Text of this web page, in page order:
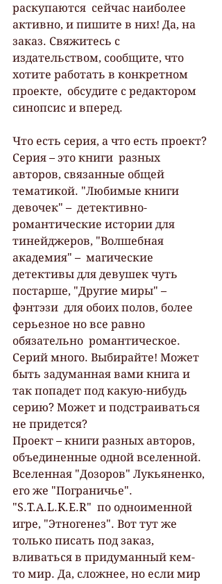
раскупаются  сейчас наиболее
активно, и пишите в них! Да, на
заказ. Свяжитесь с
издательством, сообщите, что
хотите работать в конкретном
проекте,  обсудите с редактором
синопсис и вперед.
Что есть серия, а что есть проект?
Серия – это книги  разных
авторов, связанные общей
тематикой. "Любимые книги
девочек" –  детективно-
романтические истории для
тинейджеров, "Волшебная
академия" –  магические
детективы для девушек чуть
постарше, "Другие миры" –
фэнтэзи  для обоих полов, более
серьезное но все равно
обязательно  романтическое.
Серий много. Выбирайте! Может
быть задуманная вами книга и
так попадет под какую-нибудь
серию? Может и подстраиваться
не придется?
Проект – книги разных авторов,
объединенные одной вселенной.
Вселенная "Дозоров" Лукьяненко,
его же "Пограничье".
"S.T.A.L.K.E.R"  по одноименной
игре, "Этногенез". Вот тут же
только писать под заказ,
вливаться в придуманный кем-
то мир. Да, сложнее, но если мир